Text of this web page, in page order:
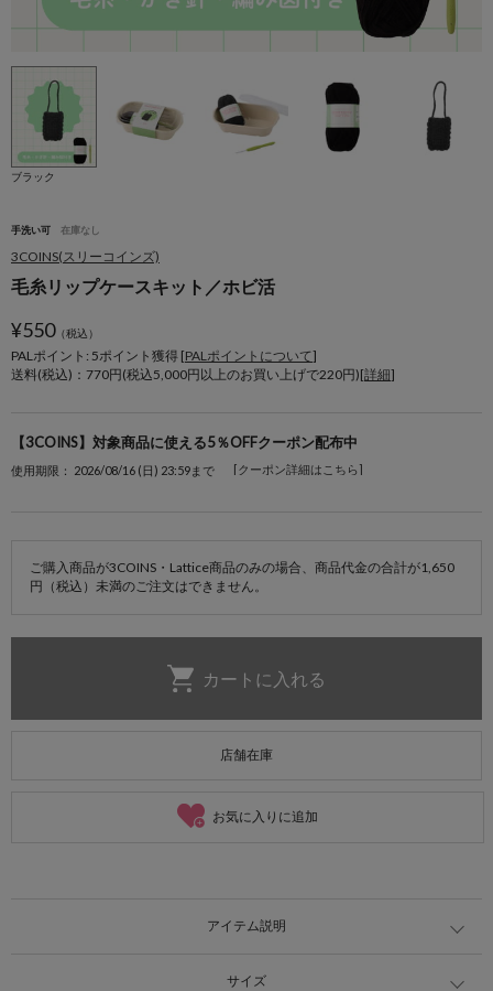
ブラック
手洗い可 在庫なし
3COINS(スリーコインズ)
毛糸リップケースキット／ホビ活
¥550（税込）
PALポイント: 5ポイント獲得 [PALポイントについて]
送料(税込)：770円(税込5,000円以上のお買い上げで220円)[詳細]
【3COINS】対象商品に使える5％OFFクーポン配布中
使用期限： 2026/08/16 (日) 23:59まで [クーポン詳細はこちら]
ご購入商品が3COINS・Lattice商品のみの場合、商品代金の合計が1,650
円（税込）未満のご注文はできません。
店舗在庫
お気に入りに追加
アイテム説明
サイズ